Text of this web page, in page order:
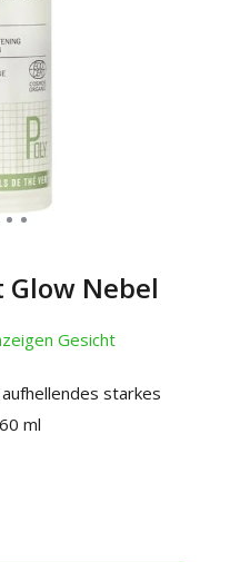
Nebel
Gesicht
starkes
ml